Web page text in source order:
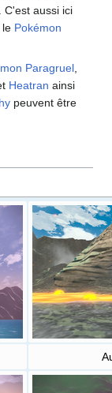
C'est aussi ici
le Pokémon
Paragruel
Heatran ainsi
peuvent être